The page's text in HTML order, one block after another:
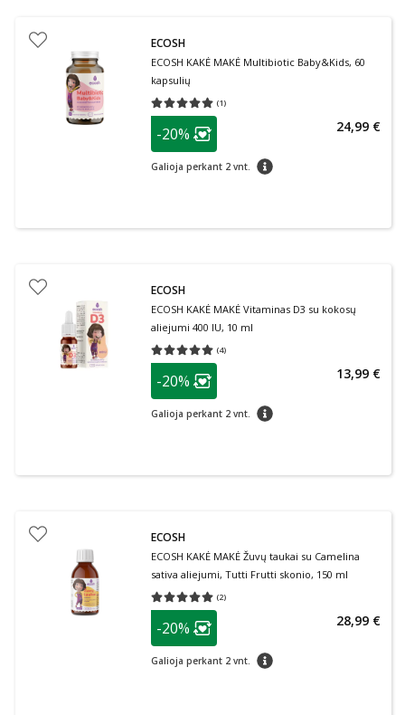
ECOSH
ECOSH KAKĖ MAKĖ Multibiotic Baby&Kids, 60
kapsulių
(1)
Vidutinis įvertinimas 5.00
patarimas
Lojalumo klubo narių nuolaida
-20%
Galioja perkant 2 vnt. patarimas
24,99 €
ECOSH
ECOSH KAKĖ MAKĖ Vitaminas D3 su kokosų
aliejumi 400 IU, 10 ml
(4)
Vidutinis įvertinimas 5.00
patarimas
Lojalumo klubo narių nuolaida
-20%
Galioja perkant 2 vnt. patarimas
13,99 €
ECOSH
ECOSH KAKĖ MAKĖ Žuvų taukai su Camelina
sativa aliejumi, Tutti Frutti skonio, 150 ml
(2)
Vidutinis įvertinimas 5.00
patarimas
Lojalumo klubo narių nuolaida
-20%
Galioja perkant 2 vnt. patarimas
28,99 €